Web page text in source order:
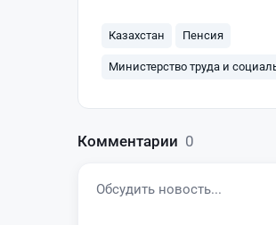
Казахстан Пенсия
Министерство труда и
Комментарии 0